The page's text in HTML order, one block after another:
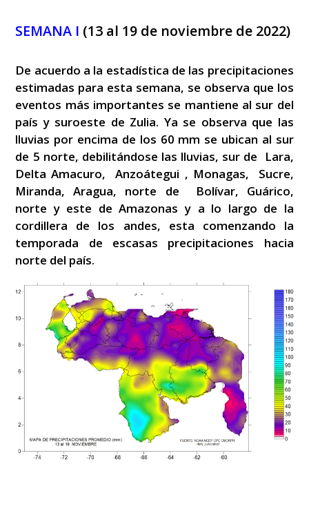
SEMANA I (13 al 19 de noviembre de 2022)
De acuerdo a la estadística de las precipitaciones
estimadas para esta semana, se observa que los
eventos más importantes se mantiene al sur del
país y suroeste de Zulia. Ya se observa que las
lluvias por encima de los 60 mm se ubican al sur
de 5 norte, debilitándose las lluvias, sur de Lara,
Delta Amacuro, Anzoátegui , Monagas, Sucre,
Miranda, Aragua, norte de Bolívar, Guárico,
norte y este de Amazonas y a lo largo de la
cordillera de los andes, esta comenzando la
temporada de escasas precipitaciones hacia
norte del país.